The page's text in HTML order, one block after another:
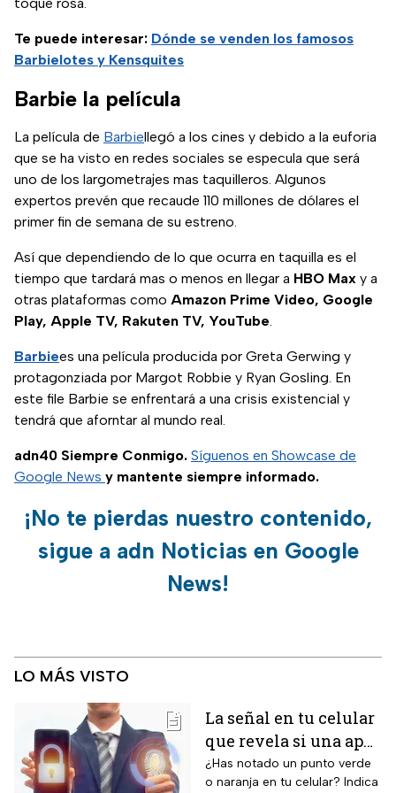
Te puede interesar: Dónde se venden los famosos
Barbielotes y Kensquites
Barbie la película
La película de Barbiellegó a los cines y debido a la euforia
que se ha visto en redes sociales se especula que será
uno de los largometrajes mas taquilleros. Algunos
expertos prevén que recaude 110 millones de dólares el
primer fin de semana de su estreno.
Así que dependiendo de lo que ocurra en taquilla es el
tiempo que tardará mas o menos en llegar a HBO Max y a
otras plataformas como Amazon Prime Video, Google
Play, Apple TV, Rakuten TV, YouTube.
Barbiees una película producida por Greta Gerwing y
protagonziada por Margot Robbie y Ryan Gosling. En
este file Barbie se enfrentará a una crisis existencial y
tendrá que aforntar al mundo real.
adn40 Siempre Conmigo. Síguenos en Showcase de
Google News y mantente siempre informado.
¡No te pierdas nuestro contenido,
sigue a adn Noticias en Google
News!
LO MÁS VISTO
La señal en tu celular
que revela si una app
te está escuchando
¡No la ignores!
¿Has notado un punto verde
o naranja en tu celular? Indica